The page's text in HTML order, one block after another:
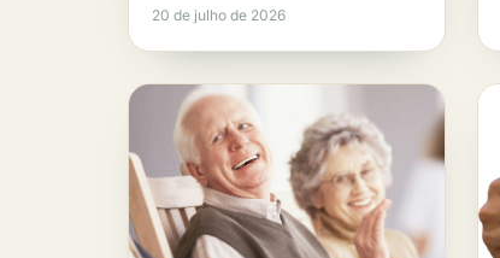
20 de julho de 2026